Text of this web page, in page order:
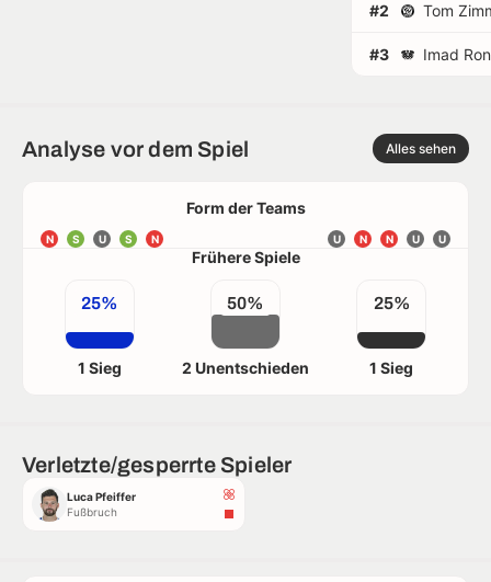
#2 Tom
#3 Imad
Analyse vor dem Spiel Alles sehen
Form der Teams
N S U S N U
U
N
N
U
Frühere Spiele
25%
1 Sieg
50%
2 Unentschieden
25%
1 Sieg
Verletzte/gesperrte Spieler
Luca Pfeiffer
Fußbruch